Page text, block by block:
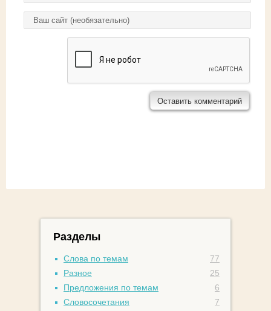
Домашняя страница
Разделы
Слова по темам
77
Разное
25
Предложения по темам
6
Словосочетания
7